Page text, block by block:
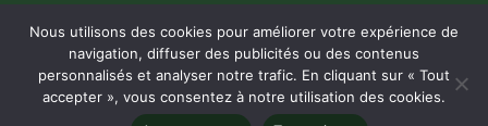
Nous utilisons des cookies pour améliorer votre expérience de
navigation, diffuser des publicités ou des contenus
personnalisés et analyser notre trafic. En cliquant sur « Tout
accepter », vous consentez à notre utilisation des cookies.